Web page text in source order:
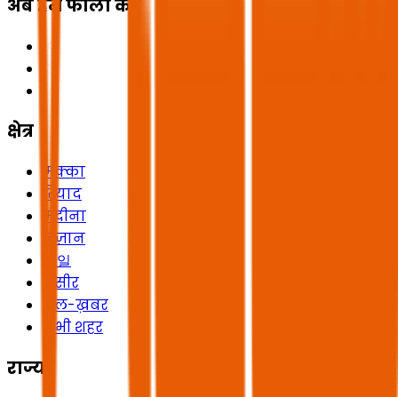
अब हमें फॉलो करें
क्षेत्र
मक्का
रियाद
मदीना
जज़ान
헤일
असीर
अल-ख़बर
सभी शहर
राज्य